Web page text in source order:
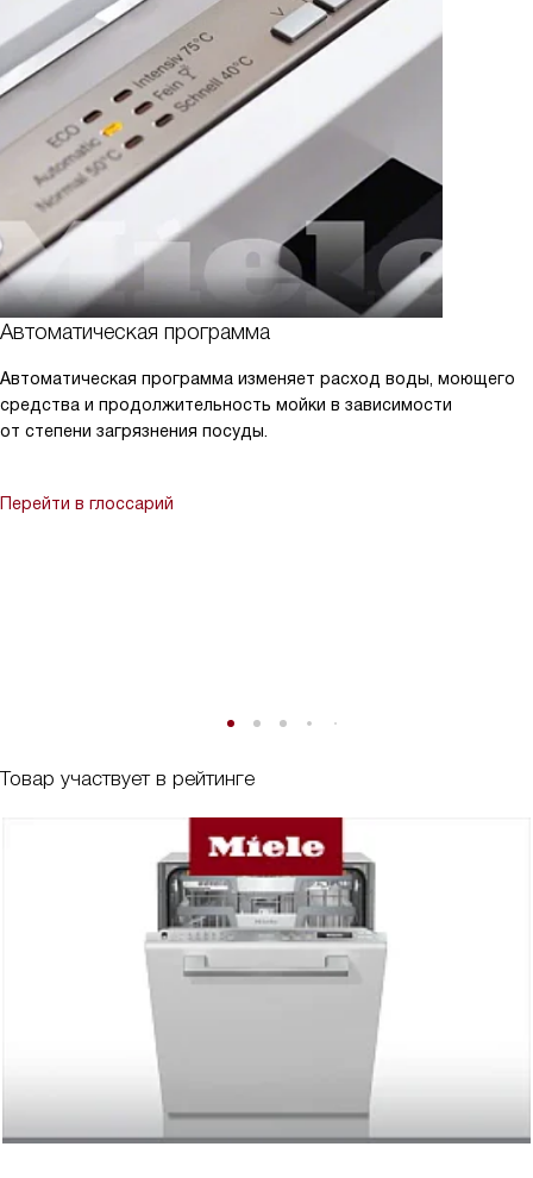
Товар участвует в рейтинге
Автоматическая программа
Автоматическая программа изменяет расход воды, моющего
средства и продолжительность мойки в зависимости
от степени загрязнения посуды.
Перейти в глоссарий